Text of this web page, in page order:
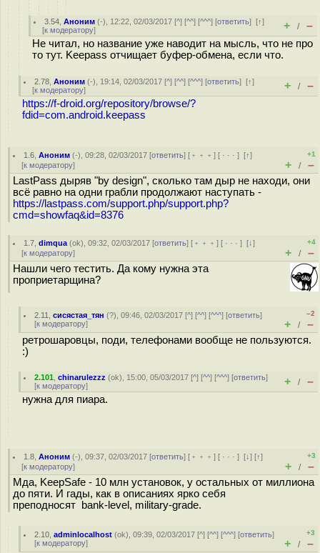
3.54 ,Аноним (-), 12:22, 02/03/2017 [^] [^^] [^^^] [ответить][↑]
[к модератору] + / –
Не читал, но название уже наводит на мысль, что не про
то тут. Keepass отчищает буфер-обмена, если что.
2.78 ,Аноним (-), 19:14, 02/03/2017 [^] [^^] [^^^] [ответить][↑]
[к модератору] + / –
https://f-droid.org/repository/browse/?
fdid=com.android.keepass
1.6 ,Аноним (-), 09:28, 02/03/2017 [ответить] [ ﹢﹢﹢] [ · · ·][↑]
[к модератору]
+1
+ / –
LastPass дыряв "by design", сколько там дыр не находи, они
всё равно на одни грабли продолжают наступать -
https://lastpass.com/support.php/support.php?
cmd=showfaq&id=8376
1.7 ,dimqua (ok), 09:32, 02/03/2017 [ответить] [ ﹢﹢﹢] [ · · ·][↓]
[к модератору]
+4
+ / –
Нашли чего тестить. Да кому нужна эта
проприетарщина?
2.11 ,сисястая_тян (?), 09:46, 02/03/2017 [^] [^^] [^^^] [ответить]
[к модератору]
–2
+ / –
ретрошаровцы, поди, телефонами вообще не пользуются.
:)
2.101 ,chinarulezzz (ok), 15:00, 05/03/2017 [^] [^^] [^^^] [ответить]
[к модератору] + / –
нужна для пиара.
1.8 ,Аноним (-), 09:37, 02/03/2017 [ответить] [ ﹢﹢﹢] [ · · ·][↓] [↑]
[к модератору]
+3
+ / –
Мда, KeepSafe - 10 млн установок, у остальных от миллиона
до пяти. И гады, как в описаниях ярко себя
преподносят bank-level, military-grade.
2.10 ,adminlocalhost (ok), 09:39, 02/03/2017 [^] [^^] [^^^] [ответить]
[к модератору]
+3
+ / –